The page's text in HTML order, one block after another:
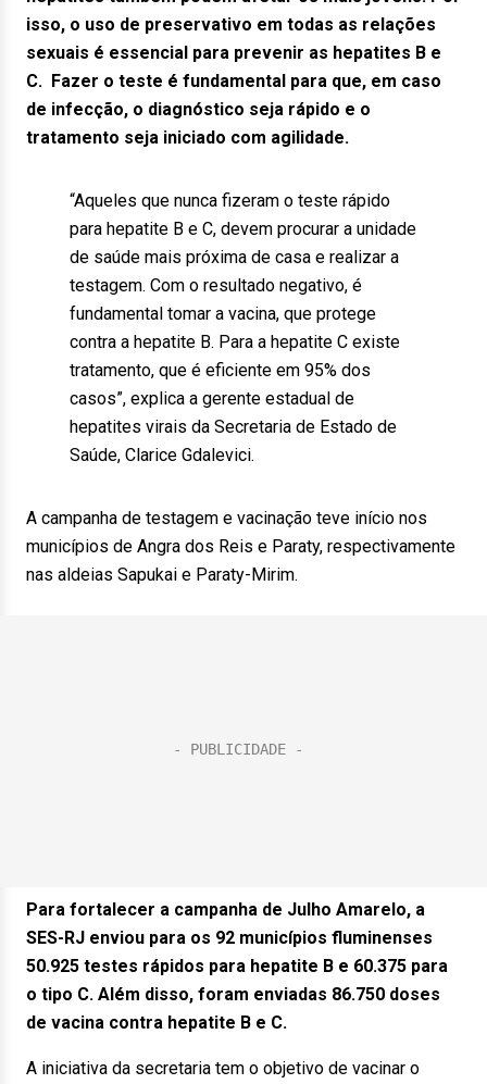
isso, o uso de preservativo em todas as relações
sexuais é essencial para prevenir as hepatites B e
C. Fazer o teste é fundamental para que, em caso
de infecção, o diagnóstico seja rápido e o
tratamento seja iniciado com agilidade.
“Aqueles que nunca fizeram o teste rápido
para hepatite B e C, devem procurar a unidade
de saúde mais próxima de casa e realizar a
testagem. Com o resultado negativo, é
fundamental tomar a vacina, que protege
contra a hepatite B. Para a hepatite C existe
tratamento, que é eficiente em 95% dos
casos”, explica a gerente estadual de
hepatites virais da Secretaria de Estado de
Saúde, Clarice Gdalevici.
A campanha de testagem e vacinação teve início nos
municípios de Angra dos Reis e Paraty, respectivamente
nas aldeias Sapukai e Paraty-Mirim.
Para fortalecer a campanha de Julho Amarelo, a
SES-RJ enviou para os 92 municípios fluminenses
50.925 testes rápidos para hepatite B e 60.375 para
o tipo C. Além disso, foram enviadas 86.750 doses
de vacina contra hepatite B e C.
A iniciativa da secretaria tem o objetivo de vacinar o